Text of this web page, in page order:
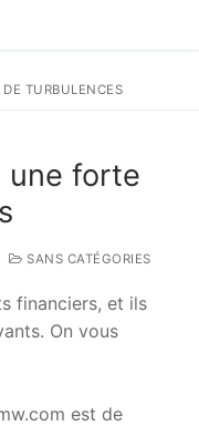
TURBULENCES
une forte
SANS CATÉGORIES
financiers, et ils
On vous
est de